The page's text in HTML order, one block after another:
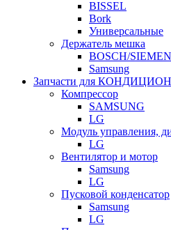
BISSEL
Bork
Универсальные
Держатель мешка
BOSCH/
Samsung
Запчасти для
Компрессор
SAMSUNG
LG
Модуль управления,
LG
Вентилятор и мотор
Samsung
LG
Пусковой конденсатор
Samsung
LG